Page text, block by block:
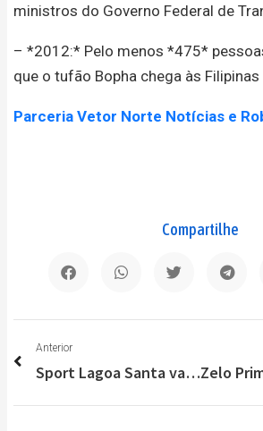
ministros do Governo Federal de
– *2012:* Pelo menos *475*
que o tufão Bopha chega às Filipinas
Parceria Vetor Norte Notícias e
Compartilhe
Anterior
Sport Lagoa Santa vai em busca do bicampeonato da Série A do Fut 7